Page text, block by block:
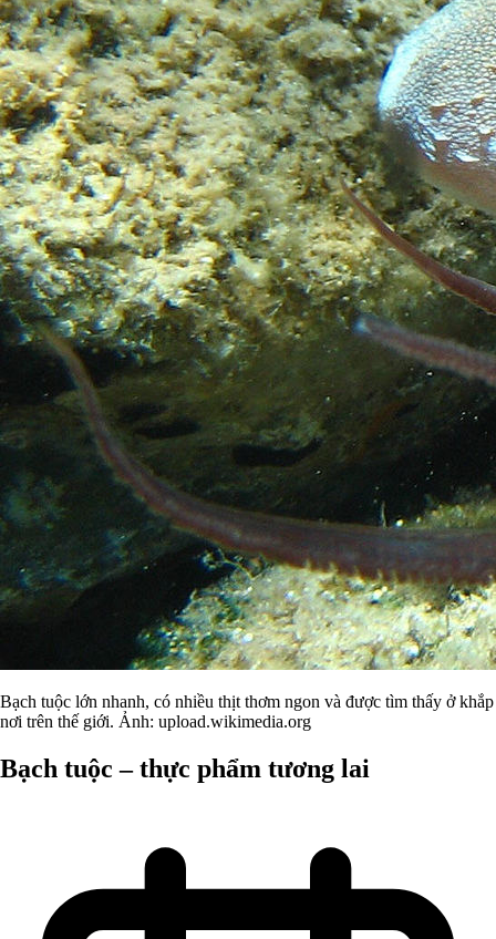
Bạch tuộc lớn nhanh, có nhiều thịt thơm ngon và được tìm thấy ở khắp
nơi trên thế giới. Ảnh: upload.wikimedia.org
Bạch tuộc – thực phẩm tương lai